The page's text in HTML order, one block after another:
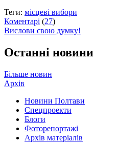
Теги: місцеві вибори
Коментарі (27)
Вислови свою думку!
Останні новини
Більше новин
Архів
Новини Полтави
Спецпроекти
Блоги
Фоторепортажі
Архів матеріалів